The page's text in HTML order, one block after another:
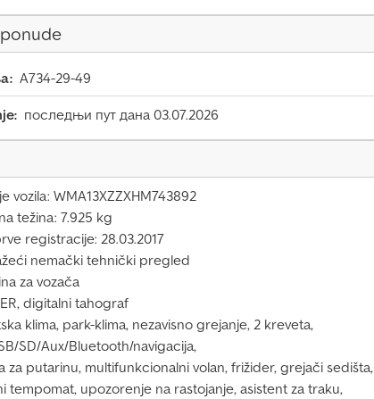
A734-29-49
последњи пут дана 03.07.2026
vozila: WMA13XZZXHM743892
težina: 7.925 kg
registracije: 28.03.2017
nemački tehnički pregled
za vozača
digitalni tahograf
klima, park-klima, nezavisno grejanje, 2 kreveta,
SD/Aux/Bluetooth/navigacija,
za putarinu, multifunkcionalni volan, frižider, grejači sedišta,
tempomat, upozorenje na rastojanje, asistent za traku,